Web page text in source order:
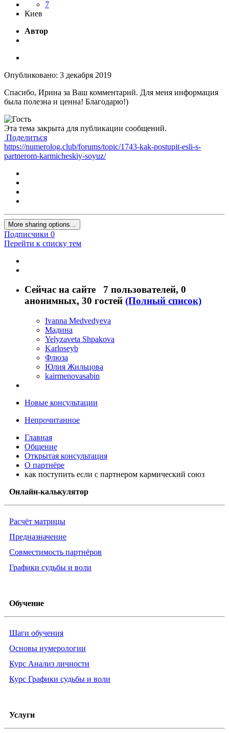
7
Киев
Автор
Опубликовано: 3 декабря 2019
Спасибо, Ирина за Ваш комментарий. Для меня информация
была полезна и ценна! Благодарю!)
Эта тема закрыта для публикации сообщений.
Поделиться
https://numerolog.club/forums/topic/1743-kak-postupit-esli-s-
partnerom-karmicheskiy-soyuz/
More sharing options...
Подписчики 0
Перейти к списку тем
Сейчас на сайте 7 пользователей, 0
анонимных, 30 гостей (Полный список)
Ivanna Medvedyeva
Мадина
Yelyzaveta Shpakova
Karloseyb
Флюза
Юлия Жильцова
kairmenovasabin
Новые консультации
Непрочитанное
Главная
Общение
Открытая консультация
О партнёре
как поступить если с партнером кармический союз
Онлайн-калькулятор
Расчёт матрицы
Предназначение
Совместимость партнёров
Графики судьбы и воли
Обучение
Шаги обучения
Основы нумерологии
Курс Анализ личности
Курс Графики судьбы и воли
Услуги